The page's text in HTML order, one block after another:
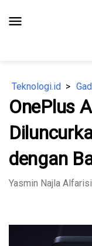
menu
Teknologi.id
OnePlus
dengan
Yasmin Najla Alfarisi